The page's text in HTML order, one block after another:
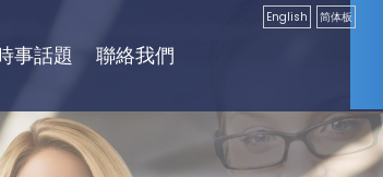
事話題 聯絡我們
English 简体板